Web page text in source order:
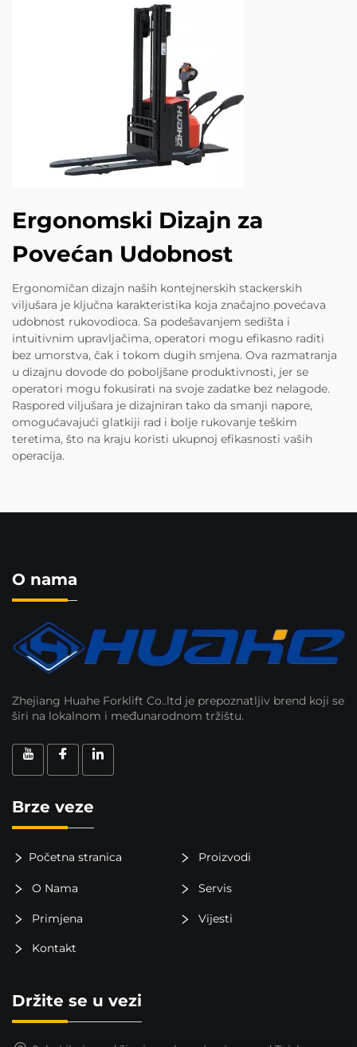
Ergonomski Dizajn za
Povećan Udobnost
Ergonomičan dizajn naših kontejnerskih stackerskih
viljušara je ključna karakteristika koja značajno povećava
udobnost rukovodioca. Sa podešavanjem sedišta i
intuitivnim upravljačima, operatori mogu efikasno raditi
bez umorstva, čak i tokom dugih smjena. Ova razmatranja
u dizajnu dovode do poboljšane produktivnosti, jer se
operatori mogu fokusirati na svoje zadatke bez nelagode.
Raspored viljušara je dizajniran tako da smanji napore,
omogućavajući glatkiji rad i bolje rukovanje teškim
teretima, što na kraju koristi ukupnoj efikasnosti vaših
operacija.
O nama
Zhejiang Huahe Forklift Co..ltd je prepoznatljiv brend koji se
širi na lokalnom i međunarodnom tržištu.
Brze veze
Početna stranica Proizvodi
O Nama Servis
Primjena Vijesti
Kontakt
Držite se u vezi